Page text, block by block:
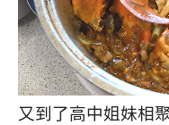
又到了高中姐妹相